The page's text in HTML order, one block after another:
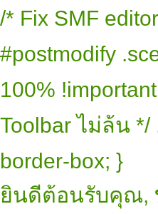
/* Fix SMF
#postmodify
100%
Toolbar ไม่ล้น */
border-box; }
ยินดีต้อนรับคุณ,